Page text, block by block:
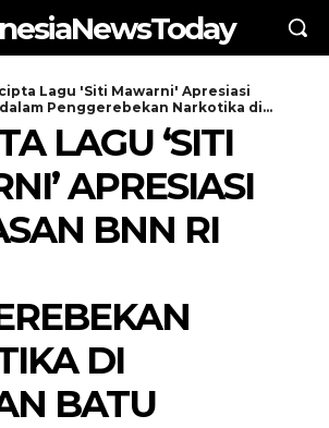
Lagu 'Siti Mawarni' Apresiasi
Penggerebekan Narkotika di...
LAGU ‘SITI
APRESIASI
BNN RI
DI
BATU